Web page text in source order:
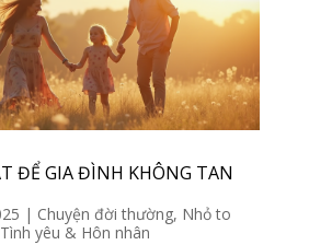
ĐỂ GIA ĐÌNH KHÔNG TAN
| Chuyện đời thường, Nhỏ to
Tình yêu & Hôn nhân